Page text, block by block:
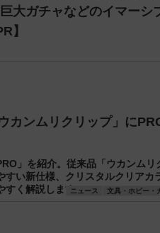
大ガチャなどのイマーシ
】
カンムリクリップ」に
」を紹介。従来品「ウカンムリ
い新仕様、クリスタルクリアカ
すく解説します。ニュース 文具・ホビー・